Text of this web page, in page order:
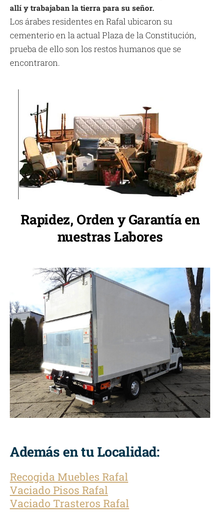
allí y trabajaban la tierra para su señor.
Los árabes residentes en Rafal ubicaron su
cementerio en la actual Plaza de la Constitución,
prueba de ello son los restos humanos que se
encontraron.
Rapidez, Orden y Garantía en
nuestras Labores
Además en tu Localidad:
Recogida Muebles Rafal
Vaciado Pisos Rafal
Vaciado Trasteros Rafal